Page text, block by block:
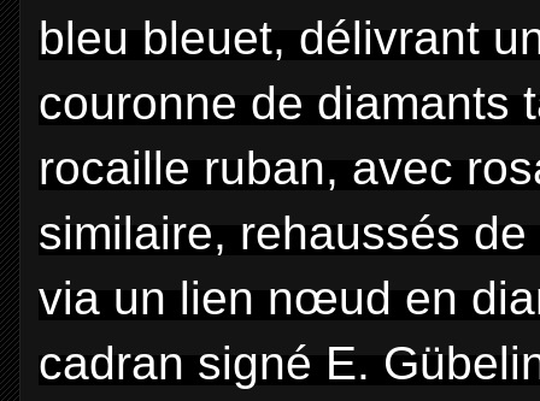
bleu bleuet, délivrant
couronne de diamants
rocaille ruban, avec
similaire, rehaussés
via un lien nœud en
cadran signé E.